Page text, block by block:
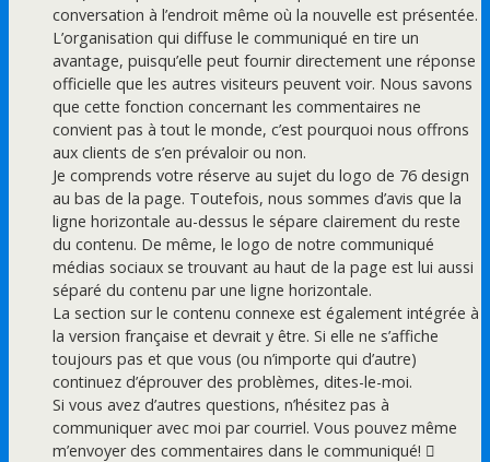
conversation à l’endroit même où la nouvelle est présentée.
L’organisation qui diffuse le communiqué en tire un
avantage, puisqu’elle peut fournir directement une réponse
officielle que les autres visiteurs peuvent voir. Nous savons
que cette fonction concernant les commentaires ne
convient pas à tout le monde, c’est pourquoi nous offrons
aux clients de s’en prévaloir ou non.
Je comprends votre réserve au sujet du logo de 76 design
au bas de la page. Toutefois, nous sommes d’avis que la
ligne horizontale au-dessus le sépare clairement du reste
du contenu. De même, le logo de notre communiqué
médias sociaux se trouvant au haut de la page est lui aussi
séparé du contenu par une ligne horizontale.
La section sur le contenu connexe est également intégrée à
la version française et devrait y être. Si elle ne s’affiche
toujours pas et que vous (ou n’importe qui d’autre)
continuez d’éprouver des problèmes, dites-le-moi.
Si vous avez d’autres questions, n’hésitez pas à
communiquer avec moi par courriel. Vous pouvez même
m’envoyer des commentaires dans le communiqué! 